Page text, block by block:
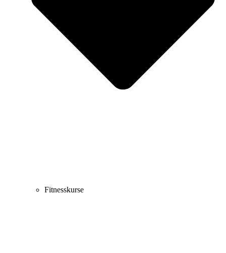
Fitnesskurse